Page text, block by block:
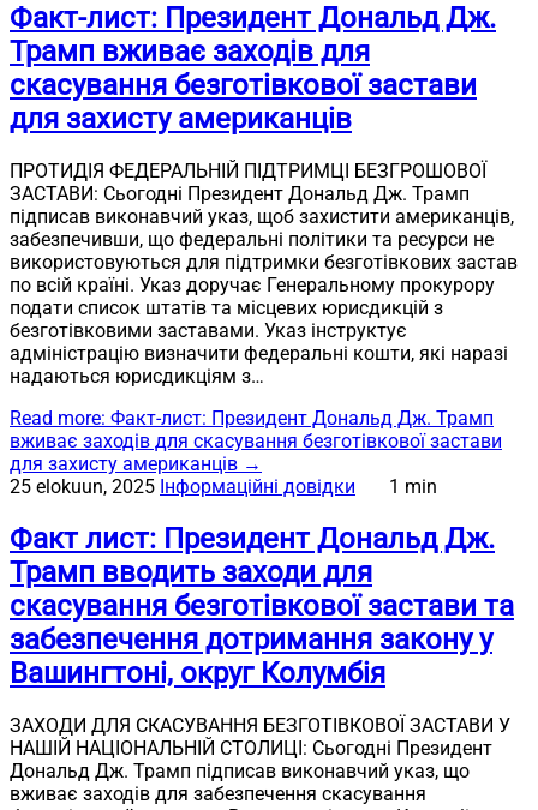
Факт-лист: Президент Дональд Дж.
Трамп вживає заходів для
скасування безготівкової застави
для захисту американців
ПРОТИДІЯ ФЕДЕРАЛЬНІЙ ПІДТРИМЦІ БЕЗГРОШОВОЇ
ЗАСТАВИ: Сьогодні Президент Дональд Дж. Трамп
підписав виконавчий указ, щоб захистити американців,
забезпечивши, що федеральні політики та ресурси не
використовуються для підтримки безготівкових застав
по всій країні. Указ доручає Генеральному прокурору
подати список штатів та місцевих юрисдикцій з
безготівковими заставами. Указ інструктує
адміністрацію визначити федеральні кошти, які наразі
надаються юрисдикціям з…
Read more: Факт-лист: Президент Дональд Дж. Трамп
вживає заходів для скасування безготівкової застави
для захисту американців →
25 elokuun, 2025 Інформаційні довідки 1 min
Факт лист: Президент Дональд Дж.
Трамп вводить заходи для
скасування безготівкової застави та
забезпечення дотримання закону у
Вашингтоні, округ Колумбія
ЗАХОДИ ДЛЯ СКАСУВАННЯ БЕЗГОТІВКОВОЇ ЗАСТАВИ У
НАШІЙ НАЦІОНАЛЬНІЙ СТОЛИЦІ: Сьогодні Президент
Дональд Дж. Трамп підписав виконавчий указ, що
вживає заходів для забезпечення скасування